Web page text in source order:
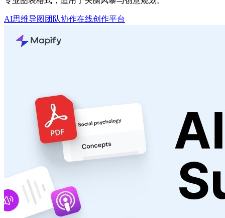
AI思维导图 团队协作在线创作平台